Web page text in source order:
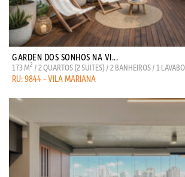
GARDEN DOS SONHOS NA VI...
173 M2 / 2 QUARTOS (2 SUITES) / 2 BANHEIROS / 1
RU: 9844 - VILA MARIANA